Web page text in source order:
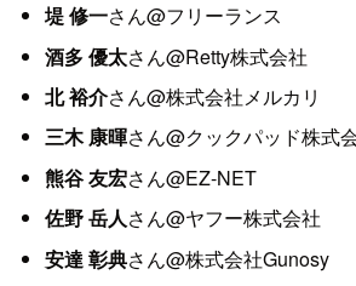
堤 修一さん@フリーランス
酒多 優太さん@Retty株式会社
北 裕介さん@株式会社メルカリ
三木 康暉さん@クックパッド株式
熊谷 友宏さん@EZ-NET
佐野 岳人さん@ヤフー株式会社
安達 彰典さん@株式会社Gunosy